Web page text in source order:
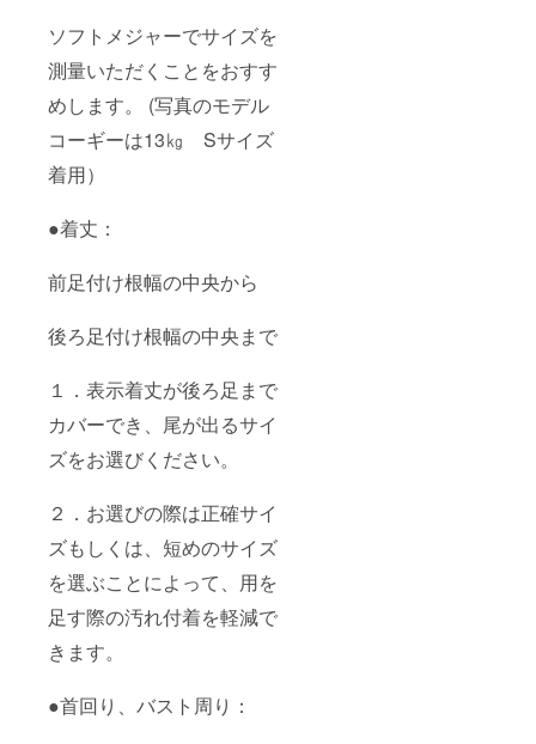
ソフトメジャーでサイズを
測量いただくことをおすす
めします。 (写真のモデル
コーギーは13㎏ Sサイズ
着用）
●着丈：
前足付け根幅の中央から
後ろ足付け根幅の中央まで
１．表示着丈が後ろ足まで
カバーでき、尾が出るサイ
ズをお選びください。
２．お選びの際は正確サイ
ズもしくは、短めのサイズ
を選ぶことによって、用を
足す際の汚れ付着を軽減で
きます。
●首回り、バスト周り：